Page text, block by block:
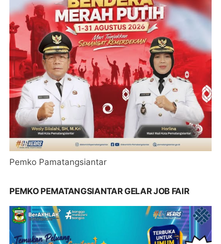
Pemko Pamatangsiantar
PEMKO PEMATANGSIANTAR GELAR JOB FAIR